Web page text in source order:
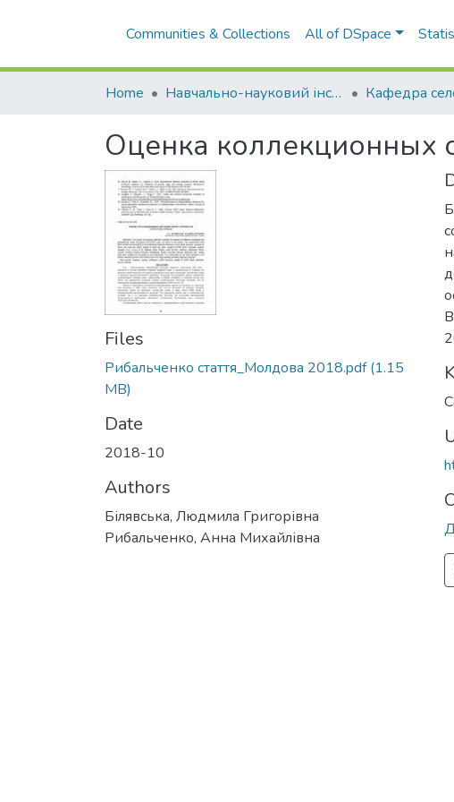
Communities & Collections All of DSpace
Home Навчально-науковий інститут агротехнологій, селекції та екології
Оценка коллекционных
Files
Рибальченко стаття_Молдова 2018.pdf(1.15
MB)
Date
2018-10
Authors
Білявська, Людмила Григорівна
Рибальченко, Анна Михайлівна